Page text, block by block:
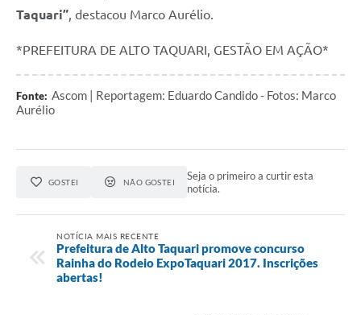
Taquari” , destacou Marco Aurélio.
*PREFEITURA DE ALTO TAQUARI, GESTÃO EM AÇÃO*
Fonte: Ascom | Reportagem: Eduardo Candido - Fotos: Marco
Aurélio
GOSTEI NÃO GOSTEI
Seja o primeiro a curtir esta
notícia.
NOTÍCIA MAIS RECENTE
Prefeitura de Alto Taquari promove concurso
Rainha do Rodeio ExpoTaquari 2017. Inscrições
abertas!